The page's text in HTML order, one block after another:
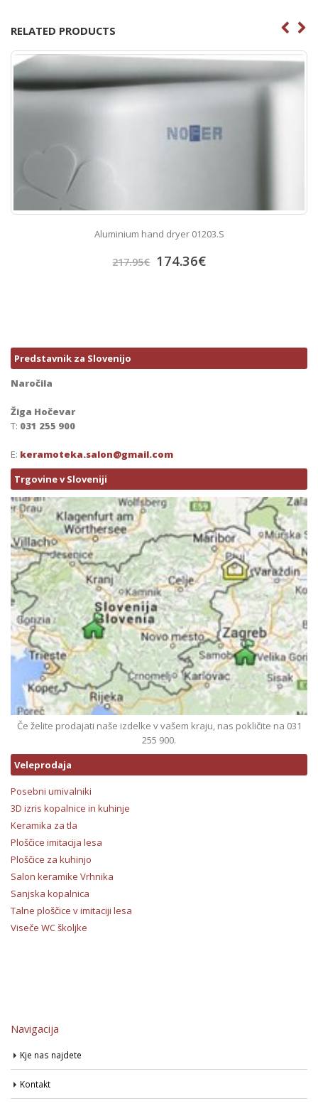
RELATED PRODUCTS
Aluminium hand dryer 01203.S
217.95€ 174.36€
Predstavnik za Slovenijo
Naročila
Žiga Hočevar
T: 031 255 900
E: keramoteka.salon@gmail.com
Trgovine v Sloveniji
Če želite prodajati naše izdelke v vašem kraju, nas pokličite na 031
255 900.
Veleprodaja
Posebni umivalniki
3D izris kopalnice in kuhinje
Keramika za tla
Ploščice imitacija lesa
Ploščice za kuhinjo
Salon keramike Vrhnika
Sanjska kopalnica
Talne ploščice v imitaciji lesa
Viseče WC školjke
Navigacija
Kje nas najdete
Kontakt